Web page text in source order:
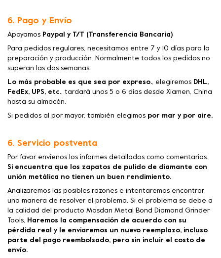
6. Pago y Envío
Apoyamos Paypal y T/T (Transferencia Bancaria)
Para pedidos regulares, necesitamos entre 7 y 10 días para la
preparación y producción. Normalmente todos los pedidos no
superan las dos semanas.
Lo más probable es que sea por expreso., elegiremos DHL,
FedEx, UPS, etc., tardará unos 5 o 6 días desde Xiamen, China
hasta su almacén.
Si pedidos al por mayor, también elegimos por mar y por aire.
6. Servicio postventa
Por favor envíenos los informes detallados como comentarios.
Si encuentra que los zapatos de pulido de diamante con
unión metálica no tienen un buen rendimiento.
Analizaremos las posibles razones e intentaremos encontrar
una manera de resolver el problema. Si el problema se debe a
la calidad del producto Mosdan Metal Bond Diamond Grinder
Tools, Haremos la compensación de acuerdo con su
pérdida real y le enviaremos un nuevo reemplazo, incluso
parte del pago reembolsado, pero sin incluir el costo de
envío.